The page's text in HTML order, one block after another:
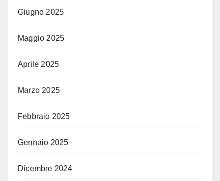
Giugno 2025
Maggio 2025
Aprile 2025
Marzo 2025
Febbraio 2025
Gennaio 2025
Dicembre 2024